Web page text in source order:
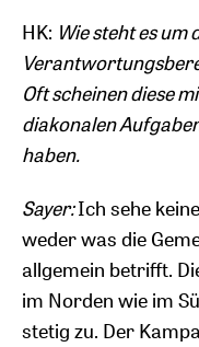
HK: Wie steht es
Oft scheinen diese
diakonalen
haben.
Sayer:Ich sehe
weder was die
allgemein betrifft.
im Norden wie im
stetig zu. Der